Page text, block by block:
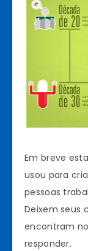
Em breve
usou para
pessoas
Deixem seus
encontram
responder.